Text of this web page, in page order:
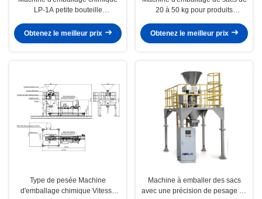
LP-1A petite bouteille
bouteille
Obtenez le meilleur prix
20 à 50 kg pour produits
Obtenez le meilleur prix
Type de pesée Machine
d'emballage chimique Vitesse
Machine à emballer des sacs
avec une précision de pesage de